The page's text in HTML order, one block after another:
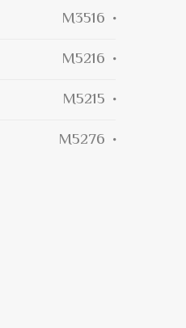
M3516
M5216
M5215
M5276